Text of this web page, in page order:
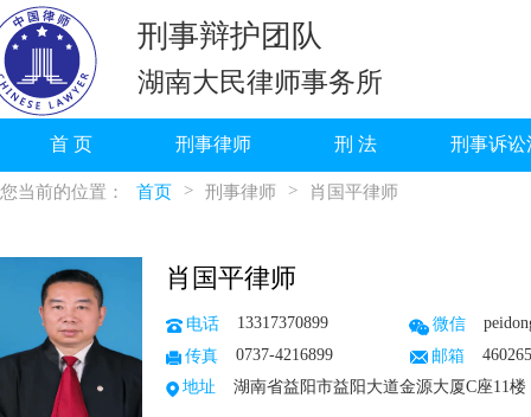
刑事辩护团队
湖南大民律师事务所
首 页 刑事律师 刑 法 刑事诉讼
您当前的位置： 首页 > 刑事律师 > 肖国平律师
肖国平律师
电话 13317370899 微信
传真
0737-4216899 邮箱
地址
湖南省益阳市益阳大道金源大厦C座11楼